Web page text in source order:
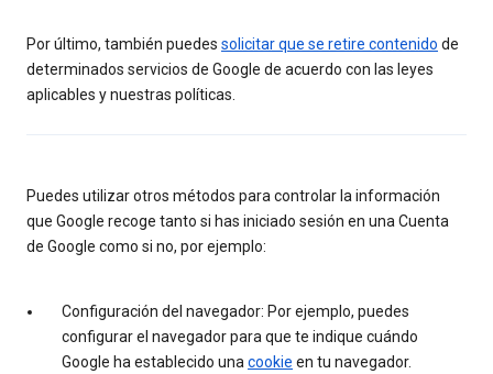
Por último, también puedes solicitar que se retire contenido de
determinados servicios de Google de acuerdo con las leyes
aplicables y nuestras políticas.
Puedes utilizar otros métodos para controlar la información
que Google recoge tanto si has iniciado sesión en una Cuenta
de Google como si no, por ejemplo:
Configuración del navegador: Por ejemplo, puedes
configurar el navegador para que te indique cuándo
Google ha establecido una cookie en tu navegador.